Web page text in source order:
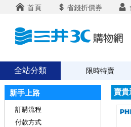
首頁 省錢折價券
全站分類 限時特賣
賣貴
新手上路
訂購流程
付款方式